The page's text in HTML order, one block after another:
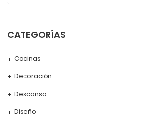
CATEGORÍAS
Cocinas
Decoración
Descanso
Diseño